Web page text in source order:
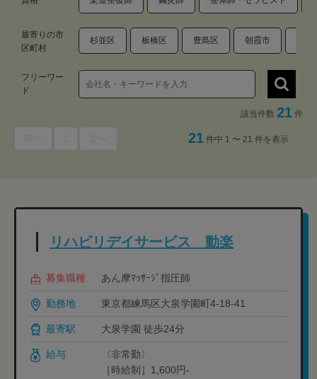
最寄りの市
区町村
杉並区 板橋区 豊島区 朝霞市
フリーワー
ド
該当件数 21 件
21 件中 1 〜 21 件を表示
リハビリデイサービス 動楽
募集職種 あん摩ﾏｯｻｰｼﾞ指圧師
勤務地 東京都練馬区大泉学園町4-18-41
最寄駅 大泉学園 徒歩24分
給与
〈非常勤〉
［時給制］1,600円-